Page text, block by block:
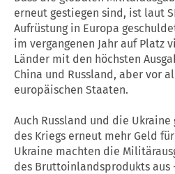
erneut gestiegen sind, ist laut
Aufrüstung in Europa
im vergangenen Jahr auf Platz
Länder mit den höchsten
China und Russland, aber vor
europäischen Staaten.
Auch Russland und die
des Kriegs erneut mehr Geld
Ukraine machten die
des Bruttoinlandsprodukts aus